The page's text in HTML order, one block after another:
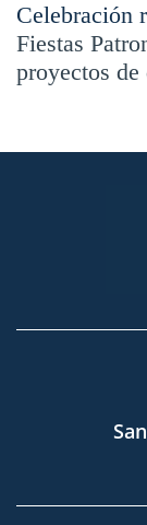
Celebración
Fiestas
proyectos